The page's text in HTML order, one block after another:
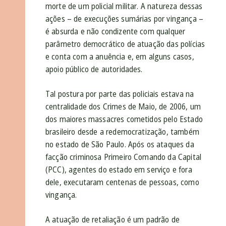
morte de um policial militar. A natureza dessas
ações – de execuções sumárias por vingança –
é absurda e não condizente com qualquer
parâmetro democrático de atuação das polícias
e conta com a anuência e, em alguns casos,
apoio público de autoridades.
Tal postura por parte das policiais estava na
centralidade dos Crimes de Maio, de 2006, um
dos maiores massacres cometidos pelo Estado
brasileiro desde a redemocratização, também
no estado de São Paulo. Após os ataques da
facção criminosa Primeiro Comando da Capital
(PCC), agentes do estado em serviço e fora
dele, executaram centenas de pessoas, como
vingança.
A atuação de retaliação é um padrão de